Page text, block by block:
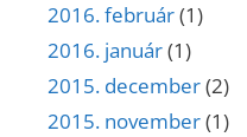
2016. február(1)
2016. január(1)
2015. december(2)
2015. november(1)